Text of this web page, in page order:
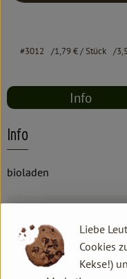
#3012 1,79 €/ Stück
Info
Info
bioladen
Zutaten
Liebe
Cookies
Kekse!)